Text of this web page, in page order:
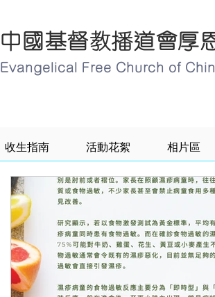
中國基督教播道會厚
Evangelical Free Church of
收生指南 活動花絮 相片區